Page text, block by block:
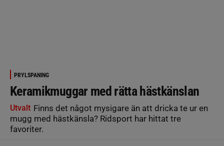
PRYLSPANING
Keramikmuggar med rätta hästkänslan
Utvalt Finns det något mysigare än att dricka te ur en
mugg med hästkänsla? Ridsport har hittat tre
favoriter.